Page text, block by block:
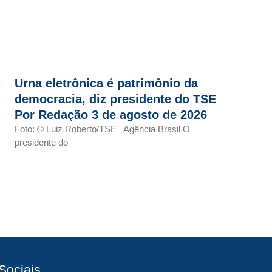
Urna eletrônica é patrimônio da
democracia, diz presidente do TSE
Por Redação 3 de agosto de 2026
Foto: © Luiz Roberto/TSE Agência Brasil O
presidente do